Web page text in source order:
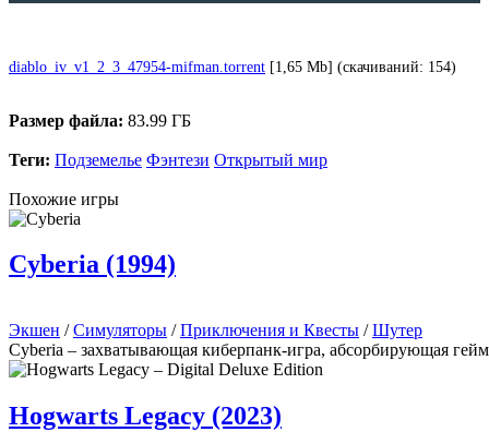
diablo_iv_v1_2_3_47954-mifman.torrent [1,65 Mb] (cкачиваний: 154)
Размер файла: 83.99 ГБ
Теги: Подземелье Фэнтези Открытый мир
Похожие игры
Cyberia (1994)
Экшен /Симуляторы /Приключения и Квесты /Шутер
Cyberia – захватывающая киберпанк-игра, абсорбирующая
Hogwarts Legacy (2023)